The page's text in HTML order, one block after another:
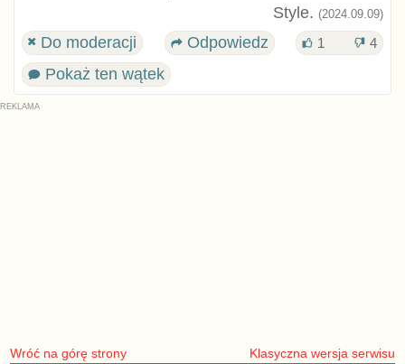
Style. (2024.09.09)
Do moderacji Odpowiedz 1 4
Pokaż ten wątek
Wróć na górę strony Klasyczna wersja serwisu